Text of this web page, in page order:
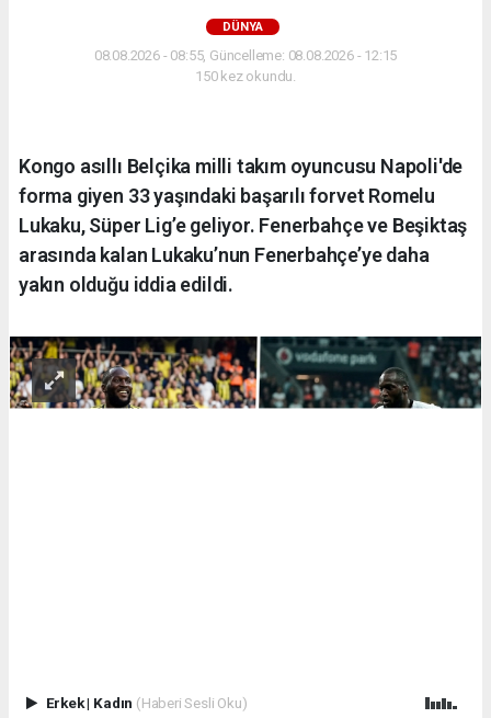
DÜNYA
08.08.2026 - 08:55, Güncelleme: 08.08.2026 - 12:15
150 kez okundu.
Kongo asıllı Belçika milli takım oyuncusu Napoli'de
forma giyen 33 yaşındaki başarılı forvet Romelu
Lukaku, Süper Lig’e geliyor. Fenerbahçe ve Beşiktaş
arasında kalan Lukaku’nun Fenerbahçe’ye daha
yakın olduğu iddia edildi.
Erkek| Kadın (Haberi Sesli Oku)